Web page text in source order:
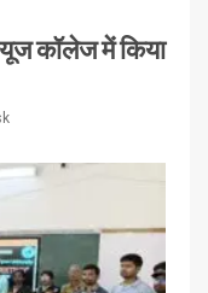
कॉलेज में किया